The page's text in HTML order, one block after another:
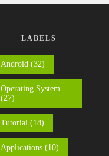
LABELS
Android (32)
Operating System
(27)
Tutorial (18)
Applications (10)